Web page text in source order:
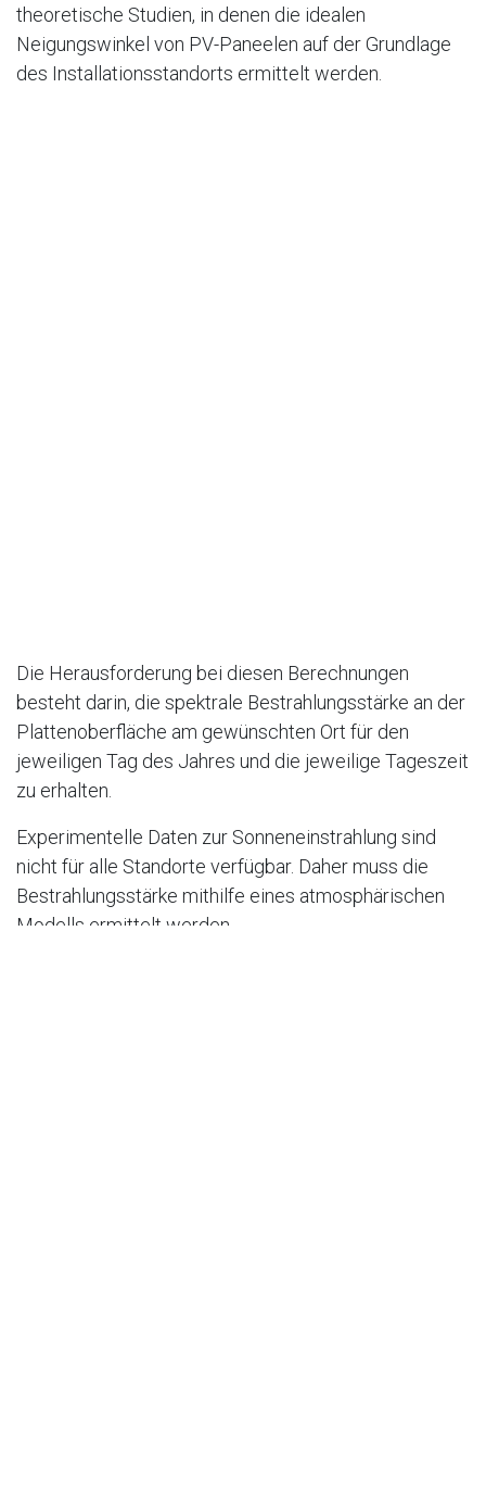
theoretische Studien, in denen die idealen
Neigungswinkel von PV-Paneelen auf der Grundlage
des Installationsstandorts ermittelt werden.
Die Herausforderung bei diesen Berechnungen
besteht darin, die spektrale Bestrahlungsstärke an der
Plattenoberfläche am gewünschten Ort für den
jeweiligen Tag des Jahres und die jeweilige Tageszeit
zu erhalten.
Experimentelle Daten zur Sonneneinstrahlung sind
nicht für alle Standorte verfügbar. Daher muss die
Bestrahlungsstärke mithilfe eines atmosphärischen
Modells ermittelt werden.